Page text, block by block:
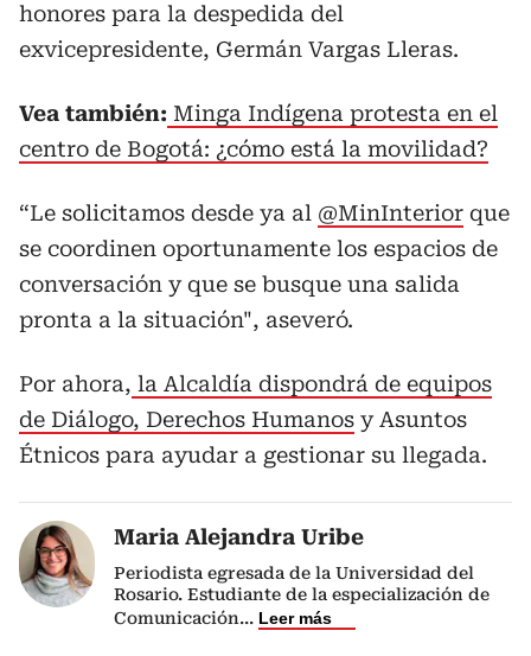
honores para la despedida del
exvicepresidente, Germán Vargas Lleras.
Vea también: Minga Indígena protesta en el
centro de Bogotá: ¿cómo está la movilidad?
“Le solicitamos desde ya al @MinInterior que
se coordinen oportunamente los espacios de
conversación y que se busque una salida
pronta a la situación", aseveró.
Por ahora, la Alcaldía dispondrá de equipos
de Diálogo, Derechos Humanos y Asuntos
Étnicos para ayudar a gestionar su llegada.
Maria Alejandra Uribe
Periodista egresada de la Universidad del
Rosario. Estudiante de la especialización de
Comunicación... Leer más